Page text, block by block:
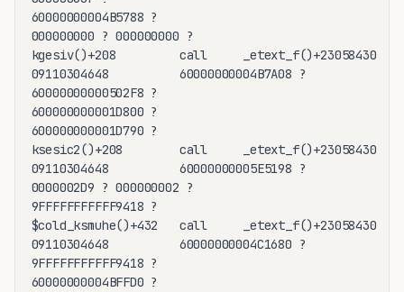
60000000004B5788 ?
000000000 ? 000000000 ?
kgesiv()+208         call     _etext_f()+23058430
09110304648          60000000004B7A08 ?
60000000000502F8 ?
600000000001D800 ?
600000000001D790 ?
ksesic2()+208        call     _etext_f()+23058430
09110304648          60000000005E5198 ?
0000002D9 ? 000000002 ?
9FFFFFFFFFFF9418 ?
$cold_ksmuhe()+432   call     _etext_f()+23058430
09110304648          60000000004C1680 ?
9FFFFFFFFFFF9418 ?
60000000004BFFD0 ?